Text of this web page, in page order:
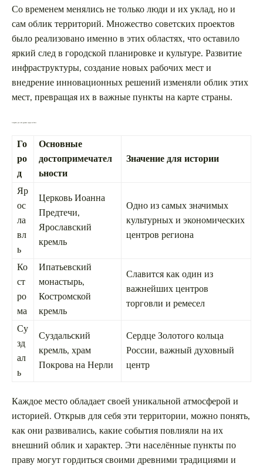
Со временем менялись не только люди и их уклад, но и
сам облик территорий. Множество советских проектов
было реализовано именно в этих областях, что оставило
яркий след в городской планировке и культуре. Развитие
инфраструктуры, создание новых рабочих мест и
внедрение инновационных решений изменяли облик этих
мест, превращая их в важные пункты на карте страны.
Откройте для себя древние города на Волге
Го
ро
д
Основные
достопримечател
ьности
Значение для истории
Яр
ос
ла
вл
ь
Церковь Иоанна
Предтечи,
Ярославский
кремль
Одно из самых значимых
культурных и экономических
центров региона
Ко
ст
ро
ма
Ипатьевский
монастырь,
Костромской
кремль
Славится как один из
важнейших центров
торговли и ремесел
Су
зд
ал
ь
Суздальский
кремль, храм
Покрова на Нерли
Сердце Золотого кольца
России, важный духовный
центр
Каждое место обладает своей уникальной атмосферой и
историей. Открыв для себя эти территории, можно понять,
как они развивались, какие события повлияли на их
внешний облик и характер. Эти населённые пункты по
праву могут гордиться своими древними традициями и